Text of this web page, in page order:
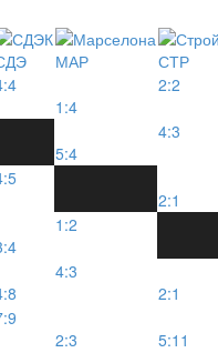
МАР СТР
1:4
2:2
5:4
4:3
2:1
1:2
4:3
2:1
2:3
5:11